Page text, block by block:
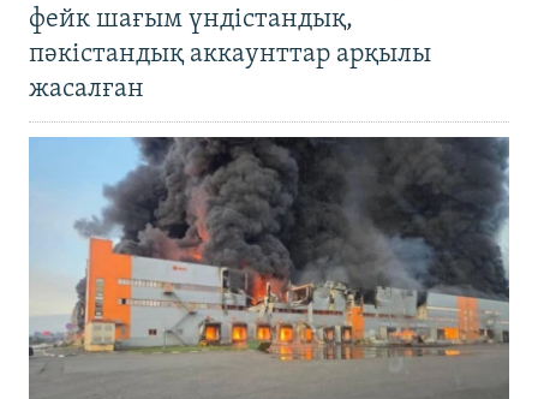
фейк шағым үндістандық,
пәкістандық аккаунттар арқылы
жасалған